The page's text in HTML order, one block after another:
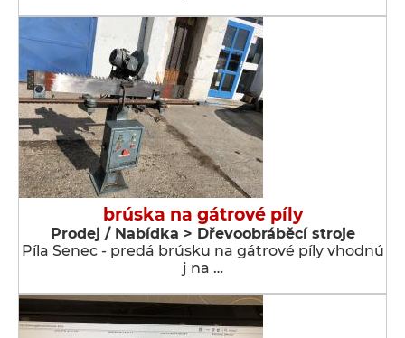
brúska na gátrové píly
Prodej / Nabídka > Dřevoobráběcí stroje
Píla Senec - predá brúsku na gátrové píly vhodnú
j na …